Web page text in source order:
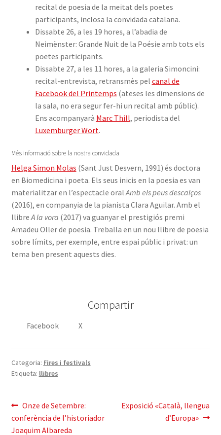
recital de poesia de la meitat dels poetes
participants, inclosa la convidada catalana.
Dissabte 26, a les 19 hores, a l’abadia de
Neimënster: Grande Nuit de la Poésie amb tots els
poetes participants.
Dissabte 27, a les 11 hores, a la galeria Simoncini:
recital-entrevista, retransmès pel canal de
Facebook del Printemps (ateses les dimensions de
la sala, no era segur fer-hi un recital amb públic).
Ens acompanyarà Marc Thill, periodista del
Luxemburger Wort.
Més informació sobre la nostra convidada
Helga Simon Molas (Sant Just Desvern, 1991) és doctora
en Biomedicina i poeta. Els seus inicis en la poesia es van
materialitzar en l’espectacle oral Amb els peus descalços
(2016), en companyia de la pianista Clara Aguilar. Amb el
llibre A la vora (2017) va guanyar el prestigiós premi
Amadeu Oller de poesia. Treballa en un nou llibre de poesia
sobre límits, per exemple, entre espai públic i privat: un
tema ben present aquests dies.
Compartir
Facebook X
Categoria: Fires i festivals
Etiqueta: llibres
Navegació
d'entrades
Entrada
anterior:
Onze de Setembre:
conferència de l’historiador
Joaquim Albareda
Pròxima
Exposició «Català, llengua
d’Europa»